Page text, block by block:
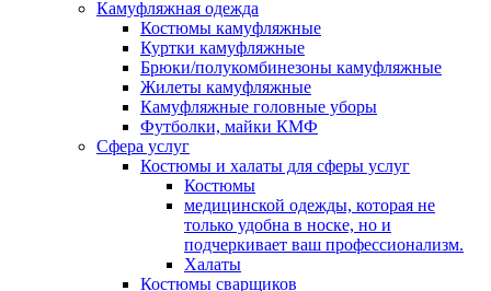
Камуфляжная одежда
Костюмы камуфляжные
Куртки камуфляжные
Брюки/полукомбинезоны камуфляжные
Жилеты камуфляжные
Камуфляжные головные уборы
Футболки, майки КМФ
Сфера услуг
Костюмы и халаты для сферы услуг
Костюмы
медицинской одежды, которая не
только удобна в носке, но и
подчеркивает ваш профессионализм.
Халаты
Костюмы сварщиков